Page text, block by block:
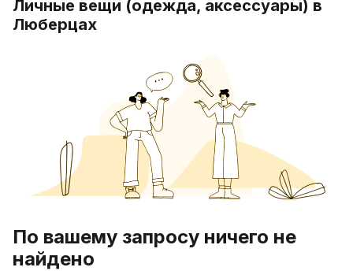
Личные вещи (одежда, аксессуары) в
Люберцах
По вашему запросу ничего не
найдено